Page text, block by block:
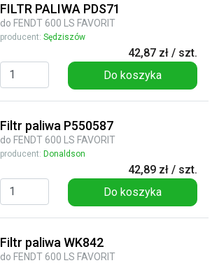
FILTR PALIWA PDS71
do FENDT 600 LS FAVORIT
producent: Sędziszów
42,87 zł / szt.
Do koszyka
Filtr paliwa P550587
do FENDT 600 LS FAVORIT
producent: Donaldson
42,89 zł / szt.
Do koszyka
Filtr paliwa WK842
do FENDT 600 LS FAVORIT